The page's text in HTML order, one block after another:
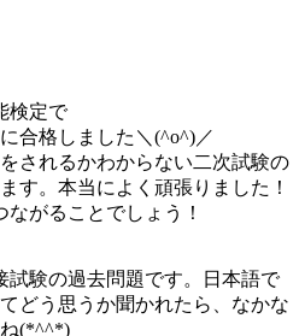
検定で
合格しました＼(^o^)／
されるかわからない二次試験の
す。本当によく頑張りました！
がることでしょう！
試験の過去問題です。日本語で
どう思うか聞かれたら、なかな
(*^^*)